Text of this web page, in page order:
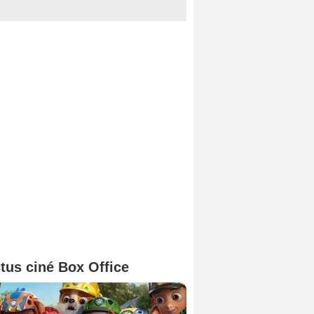
ciné Box Office